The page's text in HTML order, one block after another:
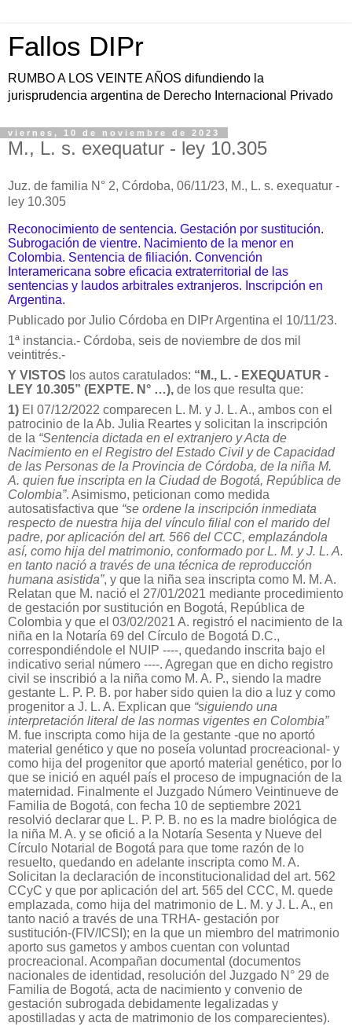
Fallos DIPr
RUMBO A LOS VEINTE AÑOS difundiendo la
jurisprudencia argentina de Derecho Internacional Privado
viernes, 10 de noviembre de 2023
M., L. s. exequatur - ley 10.305
Juz. de familia N° 2, Córdoba, 06/11/23, M., L. s. exequatur -
ley 10.305
Reconocimiento de sentencia. Gestación por sustitución.
Subrogación de vientre. Nacimiento de la menor en
Colombia. Sentencia de filiación. Convención
Interamericana sobre eficacia extraterritorial de las
sentencias y laudos arbitrales extranjeros. Inscripción en
Argentina.
Publicado por Julio Córdoba en DIPr Argentina el 10/11/23.
1ª instancia.- Córdoba, seis de noviembre de dos mil
veintitrés.-
Y VISTOS los autos caratulados: “M., L. - EXEQUATUR -
LEY 10.305” (EXPTE. N° …), de los que resulta que:
1) El 07/12/2022 comparecen L. M. y J. L. A., ambos con el
patrocinio de la Ab. Julia Reartes y solicitan la inscripción
de la “Sentencia dictada en el extranjero y Acta de
Nacimiento en el Registro del Estado Civil y de Capacidad
de las Personas de la Provincia de Córdoba, de la niña M.
A. quien fue inscripta en la Ciudad de Bogotá, República de
Colombia”. Asimismo, peticionan como medida
autosatisfactiva que “se ordene la inscripción inmediata
respecto de nuestra hija del vínculo filial con el marido del
padre, por aplicación del art. 566 del CCC, emplazándola
así, como hija del matrimonio, conformado por L. M. y J. L. A.
en tanto nació a través de una técnica de reproducción
humana asistida”, y que la niña sea inscripta como M. M. A.
Relatan que M. nació el 27/01/2021 mediante procedimiento
de gestación por sustitución en Bogotá, República de
Colombia y que el 03/02/2021 A. registró el nacimiento de la
niña en la Notaría 69 del Círculo de Bogotá D.C.,
correspondiéndole el NUIP ----, quedando inscrita bajo el
indicativo serial número ----. Agregan que en dicho registro
civil se inscribió a la niña como M. A. P., siendo la madre
gestante L. P. P. B. por haber sido quien la dio a luz y como
progenitor a J. L. A. Explican que “siguiendo una
interpretación literal de las normas vigentes en Colombia”
M. fue inscripta como hija de la gestante -que no aportó
material genético y que no poseía voluntad procreacional- y
como hija del progenitor que aportó material genético, por lo
que se inició en aquél país el proceso de impugnación de la
maternidad. Finalmente el Juzgado Número Veintinueve de
Familia de Bogotá, con fecha 10 de septiembre 2021
resolvió declarar que L. P. P. B. no es la madre biológica de
la niña M. A. y se ofició a la Notaría Sesenta y Nueve del
Círculo Notarial de Bogotá para que tome razón de lo
resuelto, quedando en adelante inscripta como M. A.
Solicitan la declaración de inconstitucionalidad del art. 562
CCyC y que por aplicación del art. 565 del CCC, M. quede
emplazada, como hija del matrimonio de L. M. y J. L. A., en
tanto nació a través de una TRHA- gestación por
sustitución-(FIV/ICSI); en la que un miembro del matrimonio
aporto sus gametos y ambos cuentan con voluntad
procreacional. Acompañan documental (documentos
nacionales de identidad, resolución del Juzgado N° 29 de
Familia de Bogotá, acta de nacimiento y convenio de
gestación subrogada debidamente legalizadas y
apostilladas y acta de matrimonio de los comparecientes).